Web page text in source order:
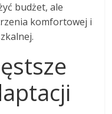
budżet, ale
komfortowej i